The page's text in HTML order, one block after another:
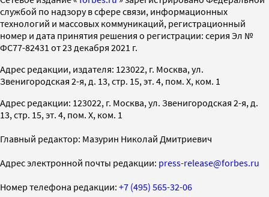
службой по надзору в сфере связи, информационных
технологий и массовых коммуникаций, регистрационный
номер и дата принятия решения о регистрации: серия Эл №
ФС77-82431 от 23 декабря 2021 г.
Адрес редакции, издателя: 123022, г. Москва, ул.
Звенигородская 2-я, д. 13, стр. 15, эт. 4, пом. X, ком. 1
Адрес редакции: 123022, г. Москва, ул. Звенигородская 2-я, д.
13, стр. 15, эт. 4, пом. X, ком. 1
Главный редактор: Мазурин Николай Дмитриевич
Адрес электронной почты редакции: press-release@forbes.ru
Номер телефона редакции: +7 (495) 565-32-06